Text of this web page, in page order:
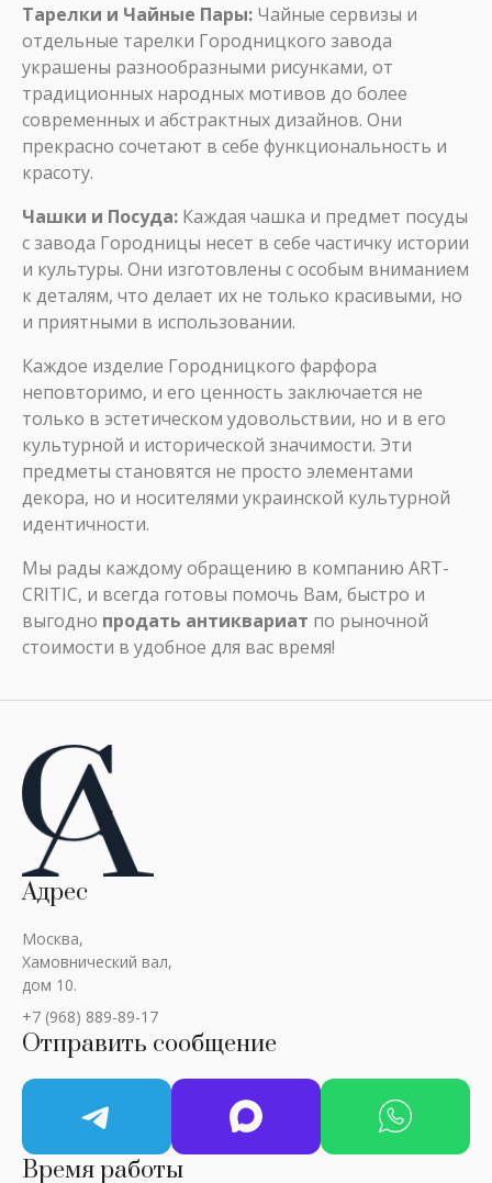
Тарелки и Чайные Пары: Чайные сервизы и
отдельные тарелки Городницкого завода
украшены разнообразными рисунками, от
традиционных народных мотивов до более
современных и абстрактных дизайнов. Они
прекрасно сочетают в себе функциональность и
красоту.
Чашки и Посуда: Каждая чашка и предмет посуды
с завода Городницы несет в себе частичку истории
и культуры. Они изготовлены с особым вниманием
к деталям, что делает их не только красивыми, но
и приятными в использовании.
Каждое изделие Городницкого фарфора
неповторимо, и его ценность заключается не
только в эстетическом удовольствии, но и в его
культурной и исторической значимости. Эти
предметы становятся не просто элементами
декора, но и носителями украинской культурной
идентичности.
Мы рады каждому обращению в компанию ART-
CRITIC, и всегда готовы помочь Вам, быстро и
выгодно продать антиквариат по рыночной
стоимости в удобное для вас время!
Адрес
Москва,
Хамовнический вал,
дом 10.
+7 (968) 889-89-17
Отправить сообщение
Время работы